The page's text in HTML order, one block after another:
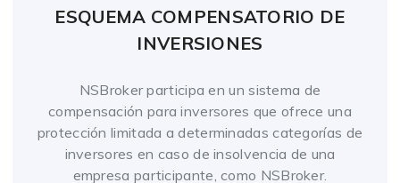
ESQUEMA COMPENSATORIO DE
INVERSIONES
NSBroker participa en un sistema de
compensación para inversores que ofrece una
protección limitada a determinadas categorías de
inversores en caso de insolvencia de una
empresa participante, como NSBroker.